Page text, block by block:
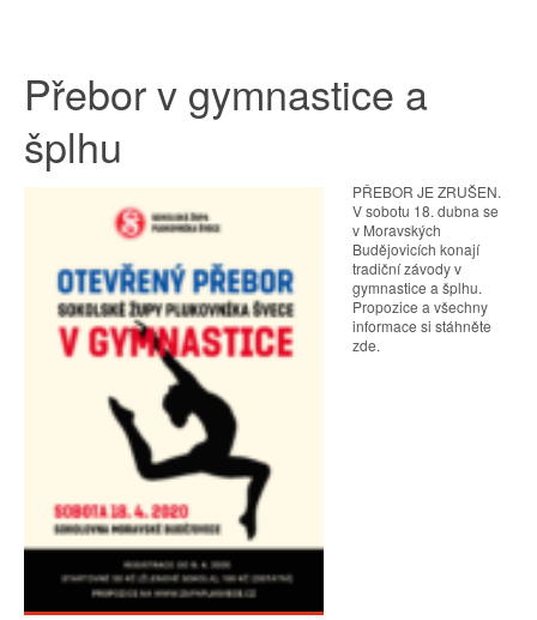
Přebor v gymnastice a
šplhu
PŘEBOR JE ZRUŠEN.
V sobotu 18. dubna se
v Moravských
Budějovicích konají
tradiční závody v
gymnastice a šplhu.
Propozice a všechny
informace si stáhněte
zde.